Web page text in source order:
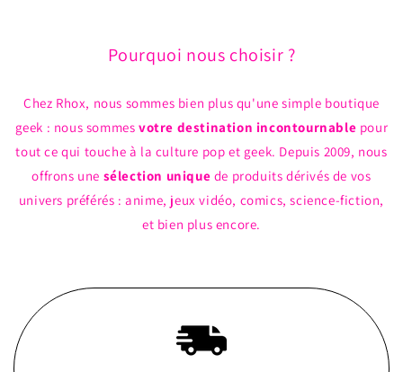
Pourquoi nous choisir ?
Chez Rhox, nous sommes bien plus qu'une simple boutique
geek : nous sommesvotre destination incontournable pour
tout ce qui touche à la culture pop et geek. Depuis 2009, nous
offrons une sélection unique de produits dérivés de vos
univers préférés : anime, jeux vidéo, comics, science-fiction,
et bien plus encore.